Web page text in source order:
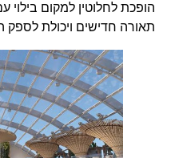
הופכת לחלוטין למקום בילוי עם
תאורה חדישים ויכולת לספק